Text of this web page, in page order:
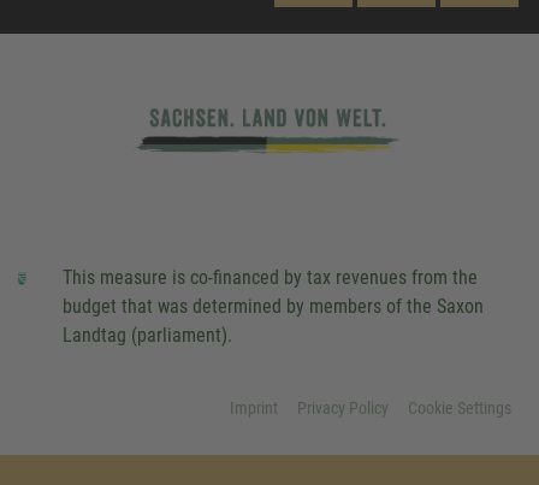
This measure is co-financed by tax revenues from the
budget that was determined by members of the Saxon
Landtag (parliament).
Imprint Privacy Policy Cookie Settings